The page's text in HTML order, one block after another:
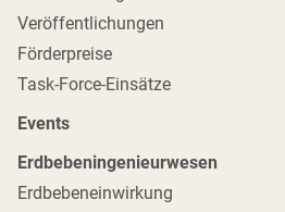
Veröffentlichungen
Förderpreise
Task-Force-Einsätze
Events
Erdbebeningenieurwesen
Erdbebeneinwirkung